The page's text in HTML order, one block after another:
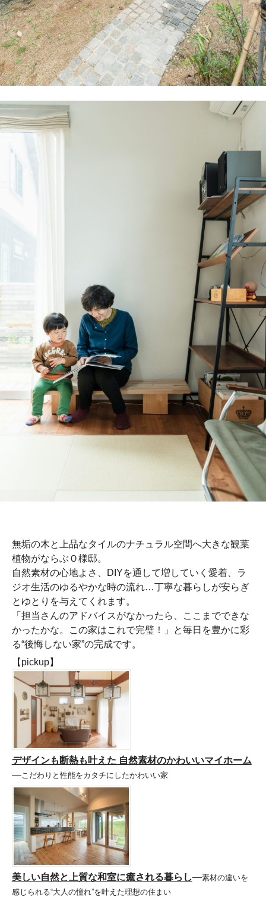
無垢の木と上品なタイルのナチュラル空間へ大きな観葉
植物がならぶＯ様邸。
自然素材の心地よさ、DIYを通して増していく愛着、ラ
ジオ生活のゆるやかな時の流れ…丁寧な暮らしが安らぎ
とゆとりを与えてくれます。
「担当さんのアドバイスがなかったら、ここまでできな
かったかな。この家はこれで完璧！」と毎日を豊かに彩
る“後悔しない家”の完成です。
【pickup】
デザインも断熱も叶えた 自然素材のかわいいマイホーム
―こだわりと性能をカタチにしたかわいい家
美しい自然と上質な和室に癒される暮らし―素材の違いを
感じられる“大人の憧れ”を叶えた理想の住まい